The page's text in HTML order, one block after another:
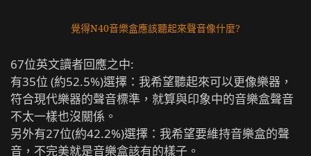
覺得N40音樂盒應該聽起來聲音像什麼?
67位英文讀者回應之中:
有35位 (約52.5%)選擇：我希望聽起來可以更像樂器，
符合現代樂器的聲音標準，就算與印象中的音樂盒聲音
不太一樣也沒關係。
另外有27位(約42.2%)選擇：我希望要維持音樂盒的聲
音，不完美就是音樂盒該有的樣子。